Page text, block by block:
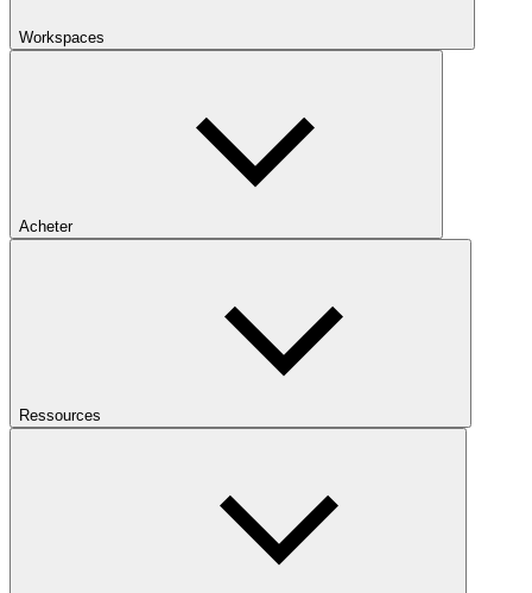
Workspaces
Acheter
Ressources